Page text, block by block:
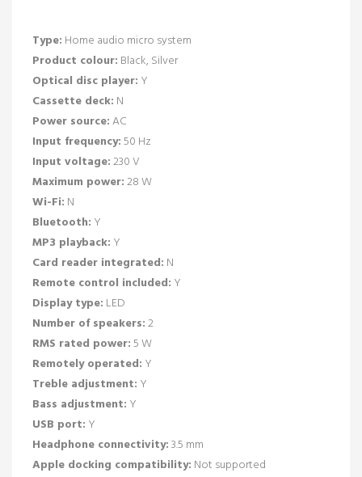
Type: Home audio micro system
Product colour: Black, Silver
Optical disc player: Y
Cassette deck: N
Power source:AC
Input frequency:50 Hz
Input voltage:230 V
Maximum power:28 W
Wi-Fi: N
Bluetooth: Y
MP3 playback: Y
Card reader integrated: N
Remote control included: Y
Display type: LED
Number of speakers:2
RMS rated power:5 W
Remotely operated: Y
Treble adjustment: Y
Bass adjustment: Y
USB port: Y
Headphone connectivity:3.5 mm
Apple docking compatibility: Not supported